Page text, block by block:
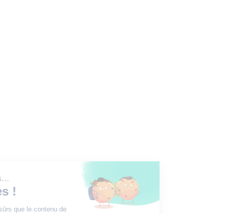
les Cookies !
On a attendu d'être sûrs que le contenu de